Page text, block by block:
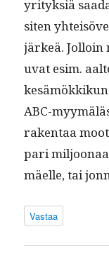
yri­tyk­siä
siten
järkeä.
u­vat esim.
ABC-
rak­en­taa
pari
mäelle, tai
Vastaa